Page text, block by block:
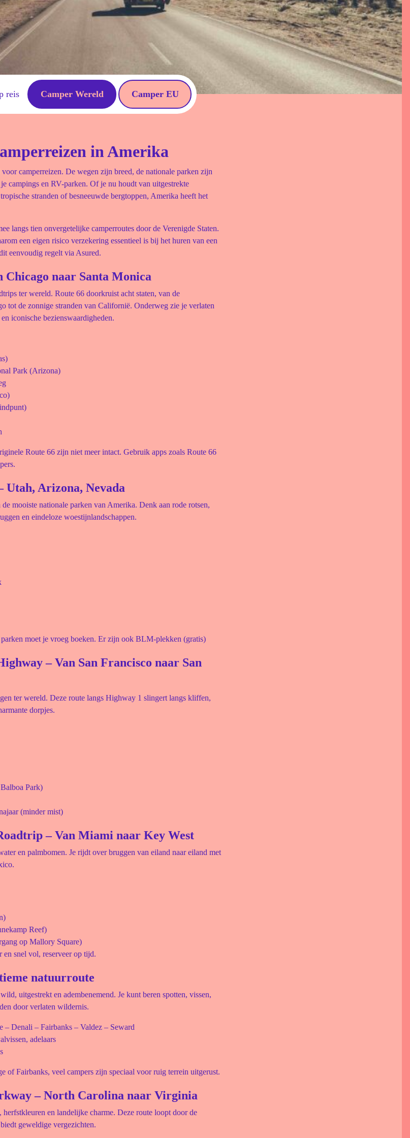
reis Camper Wereld Camper EU
in Amerika
camperreizen. De wegen zijn breed, de nationale parken zijn
campings en RV-parken. Of je nu houdt van uitgestrekte
stranden of besneeuwde bergtoppen, Amerika heeft het
langs tien onvergetelijke camperroutes door de Verenigde Staten.
een eigen risico verzekering essentieel is bij het huren van een
eenvoudig regelt via Asured.
Chicago naar Santa Monica
ter wereld. Route 66 doorkruist acht staten, van de
tot de zonnige stranden van Californië. Onderweg zie je verlaten
iconische bezienswaardigheden.
Park (Arizona)
Route 66 zijn niet meer intact. Gebruik apps zoals Route 66
Utah, Arizona, Nevada
mooiste nationale parken van Amerika. Denk aan rode rotsen,
en eindeloze woestijnlandschappen.
moet je vroeg boeken. Er zijn ook BLM-plekken (gratis)
– Van San Francisco naar San
ter wereld. Deze route langs Highway 1 slingert langs kliffen,
dorpjes.
Park)
(minder mist)
– Van Miami naar Key West
en palmbomen. Je rijdt over bruggen van eiland naar eiland met
Reef)
op Mallory Square)
en snel vol, reserveer op tijd.
natuurroute
uitgestrekt en adembenemend. Je kunt beren spotten, vissen,
door verlaten wildernis.
– Denali – Fairbanks – Valdez – Seward
adelaars
of Fairbanks, veel campers zijn speciaal voor ruig terrein uitgerust.
– North Carolina naar Virginia
en landelijke charme. Deze route loopt door de
geweldige vergezichten.